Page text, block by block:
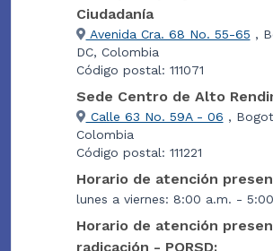
Ciudadanía
Avenida Cra. 68 No. 55-65 ,
DC, Colombia
Código postal: 111071
Sede Centro de Alto
Calle 63 No. 59A - 06 ,
Colombia
Código postal: 111221
Horario de atención
lunes a viernes: 8:00 a.m. -
Horario de atención
radicación - PQRSD: